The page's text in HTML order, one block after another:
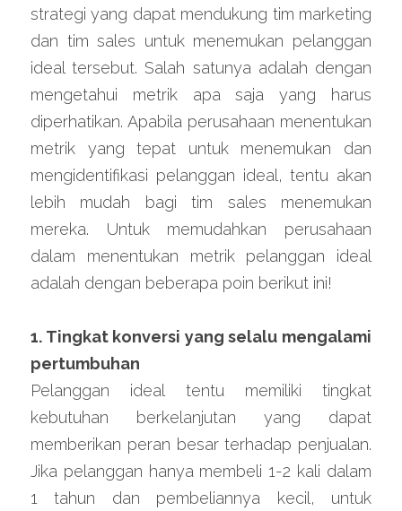
strategi yang dapat mendukung tim marketing
dan tim sales untuk menemukan pelanggan
ideal tersebut. Salah satunya adalah dengan
mengetahui metrik apa saja yang harus
diperhatikan. Apabila perusahaan menentukan
metrik yang tepat untuk menemukan dan
mengidentifikasi pelanggan ideal, tentu akan
lebih mudah bagi tim sales menemukan
mereka. Untuk memudahkan perusahaan
dalam menentukan metrik pelanggan ideal
adalah dengan beberapa poin berikut ini!
1. Tingkat konversi yang selalu mengalami
pertumbuhan
Pelanggan ideal tentu memiliki tingkat
kebutuhan berkelanjutan yang dapat
memberikan peran besar terhadap penjualan.
Jika pelanggan hanya membeli 1-2 kali dalam
1 tahun dan pembeliannya kecil, untuk